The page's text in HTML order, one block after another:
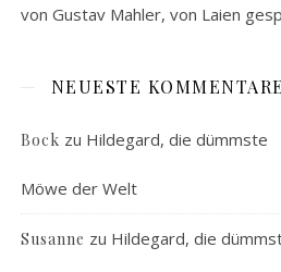
von Gustav Mahler, von Laien
NEUESTE KOMMENTARE
Bock zu Hildegard, die dümmste
Möwe der Welt
Susanne zu Hildegard, die